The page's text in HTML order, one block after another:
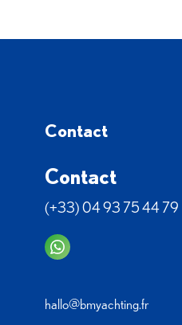
Contact
Contact
(+33) 04 93 75 44 79
hallo@bmyachting.fr